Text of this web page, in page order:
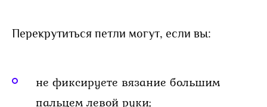
Перекрутиться петли могут, если вы:
не фиксируете вязание большим
пальцем левой руки;